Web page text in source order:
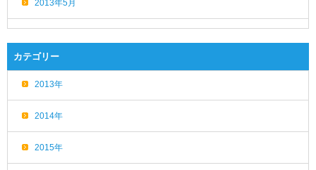
2013年5月
カテゴリー
2013年
2014年
2015年